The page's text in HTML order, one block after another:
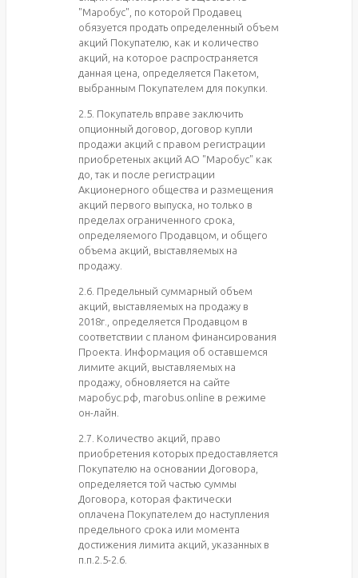
"Маробус", по которой Продавец
обязуется продать определенный объем
акций Покупателю, как и количество
акций, на которое распространяется
данная цена, определяется Пакетом,
выбранным Покупателем для покупки.
2.5. Покупатель вправе заключить
опционный договор, договор купли
продажи акций с правом регистрации
приобретеных акций АО "Маробус" как
до, так и после регистрации
Акционерного общества и размещения
акций первого выпуска, но только в
пределах ограниченного срока,
определяемого Продавцом, и общего
объема акций, выставляемых на
продажу.
2.6. Предельный суммарный объем
акций, выставляемых на продажу в
2018г., определяется Продавцом в
соответствии с планом финансирования
Проекта. Информация об оставшемся
лимите акций, выставляемых на
продажу, обновляется на сайте
маробус.рф, marobus.online в режиме
он-лайн.
2.7. Количество акций, право
приобретения которых предоставляется
Покупателю на основании Договора,
определяется той частью суммы
Договора, которая фактически
оплачена Покупателем до наступления
предельного срока или момента
достижения лимита акций, указанных в
п.п.2.5-2.6.